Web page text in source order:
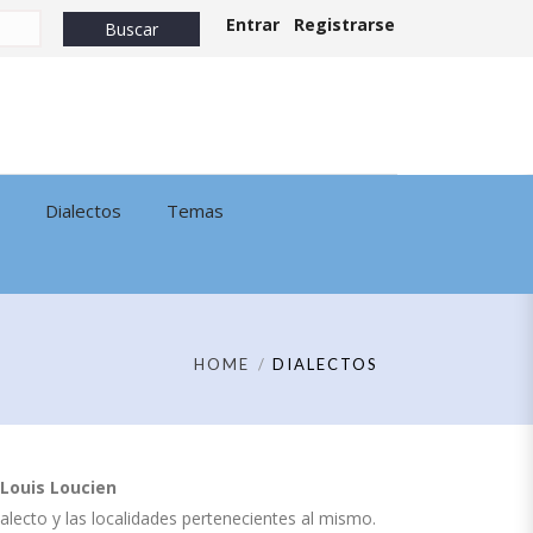
Entrar Registrarse
Dialectos Temas
HOME DIALECTOS
Louis Loucien
y las localidades pertenecientes al mismo.